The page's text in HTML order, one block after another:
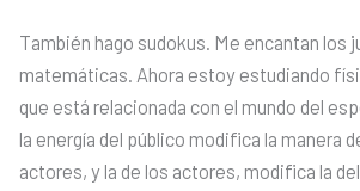
También hago sudokus. Me encantan los
matemáticas. Ahora estoy estudiando
que está relacionada con el mundo del
la energía del público modifica la manera
actores, y la de los actores, modifica la